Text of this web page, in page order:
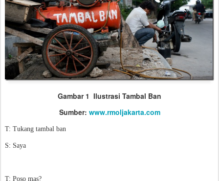
Gambar 1 Ilustrasi Tambal Ban
Sumber: www.rmoljakarta.com
T: Tukang tambal ban
S: Saya
T: Poso mas?